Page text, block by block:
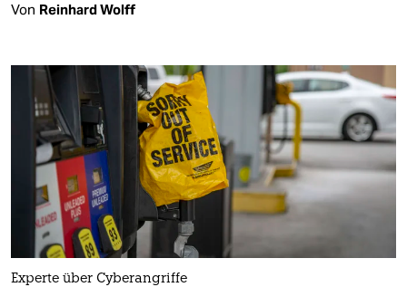
Von Reinhard Wolff
Experte über Cyberangriffe